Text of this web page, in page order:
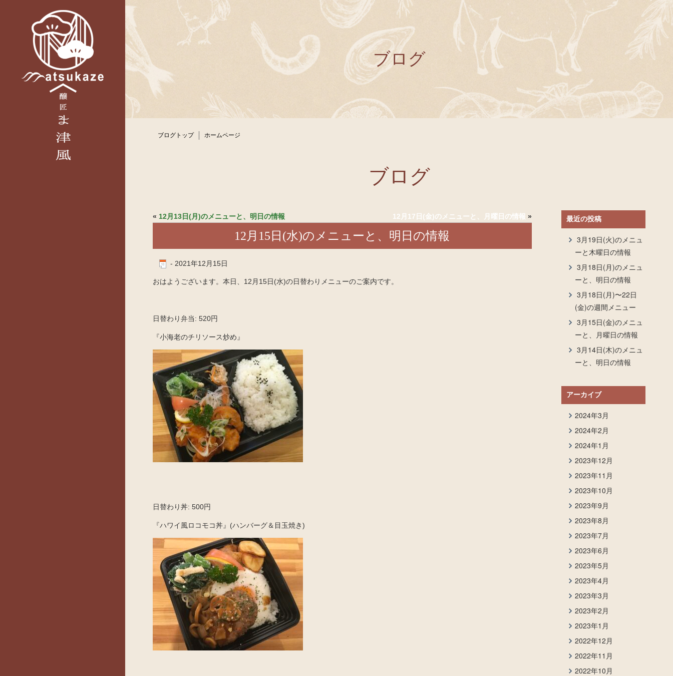
ブログ
ブログトップ ホームページ
ブログ
« 12月13日(月)のメニューと、明日の情報 12月17日(金)のメニューと、月曜日の情報 »
12月15日(水)のメニューと、明日の情報
- 2021年12月15日
おはようございます。本日、12月15日(水)の日替わりメニューのご案内です。
日替わり弁当: 520円
『小海老のチリソース炒め』
日替わり丼: 500円
『ハワイ風ロコモコ丼』(ハンバーグ＆目玉焼き)
最近の投稿
3月19日(火)のメニュ
ーと木曜日の情報
3月18日(月)のメニュ
ーと、明日の情報
3月18日(月)〜22日
(金)の週間メニュー
3月15日(金)のメニュ
ーと、月曜日の情報
3月14日(木)のメニュ
ーと、明日の情報
アーカイブ
2024年3月
2024年2月
2024年1月
2023年12月
2023年11月
2023年10月
2023年9月
2023年8月
2023年7月
2023年6月
2023年5月
2023年4月
2023年3月
2023年2月
2023年1月
2022年12月
2022年11月
2022年10月